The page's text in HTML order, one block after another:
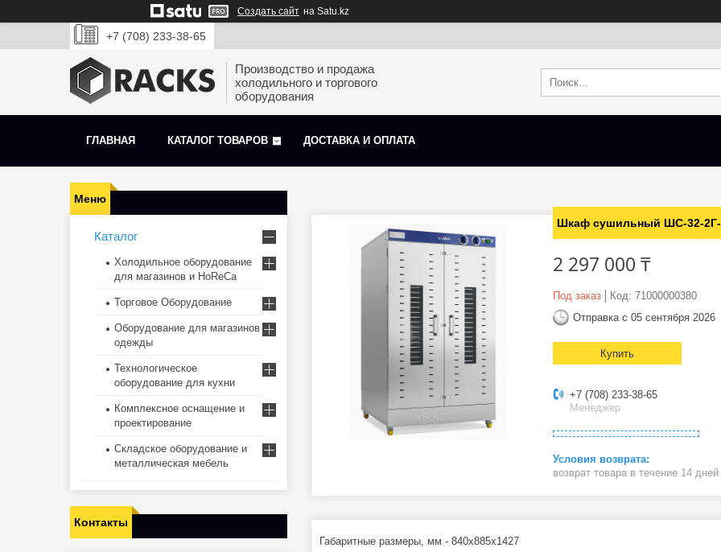
Создать сайт на Satu.kz
+7 (708) 233-38-65
Производство и продажа
холодильного и торгового
оборудования
ГЛАВНАЯ КАТАЛОГ ТОВАРОВ ДОСТАВКА И ОПЛАТА
Шкаф сушильный ШС-32-2Г-
2 297 000 ₸
Под заказ Код: 71000000380
Отправка с 05 сентября 2026
Купить
+7 (708) 233-38-65
Менеджер
возврат товара в течение 14 дней
Габаритные размеры, мм - 840х885х1427
Каталог
Холодильное оборудование
для магазинов и HoReCa
Торговое Оборудование
Оборудование для магазинов
одежды
Технологическое
оборудование для кухни
Комплексное оснащение и
проектирование
Складское оборудование и
металлическая мебель
Контакты